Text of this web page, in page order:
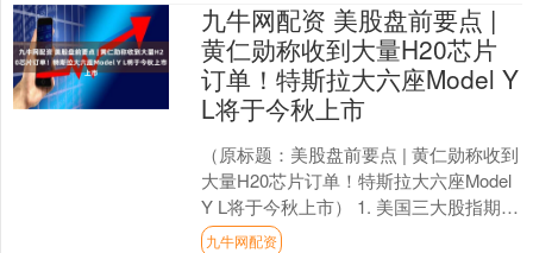
九牛网配资 美股盘前要点 |
黄仁勋称收到大量H20芯片
订单！特斯拉大六座Model Y
L将于今秋上市
（原标题：美股盘前要点 | 黄仁勋称收到
大量H20芯片订单！特斯拉大六座Model
Y L将于今秋上市） 1. 美国三大股指期货
涨跌不一，纳指期货跌0.11%，....
九牛网配资